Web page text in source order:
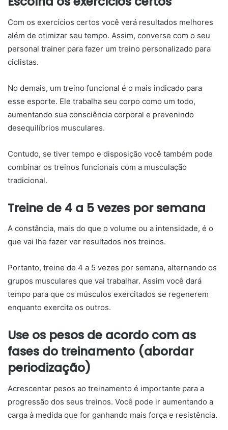
Com os exercícios certos você verá resultados melhores
além de otimizar seu tempo. Assim, converse com o seu
personal trainer para fazer um treino personalizado para
ciclistas.
No demais, um treino funcional é o mais indicado para
esse esporte. Ele trabalha seu corpo como um todo,
aumentando sua consciência corporal e prevenindo
desequilíbrios musculares.
Contudo, se tiver tempo e disposição você também pode
combinar os treinos funcionais com a musculação
tradicional.
Treine de 4 a 5 vezes por semana
A constância, mais do que o volume ou a intensidade, é o
que vai lhe fazer ver resultados nos treinos.
Portanto, treine de 4 a 5 vezes por semana, alternando os
grupos musculares que vai trabalhar. Assim você dará
tempo para que os músculos exercitados se regenerem
enquanto exercita os outros.
Use os pesos de acordo com as
fases do treinamento (abordar
periodização)
Acrescentar pesos ao treinamento é importante para a
progressão dos seus treinos. Você pode ir aumentando a
carga à medida que for ganhando mais força e resistência.